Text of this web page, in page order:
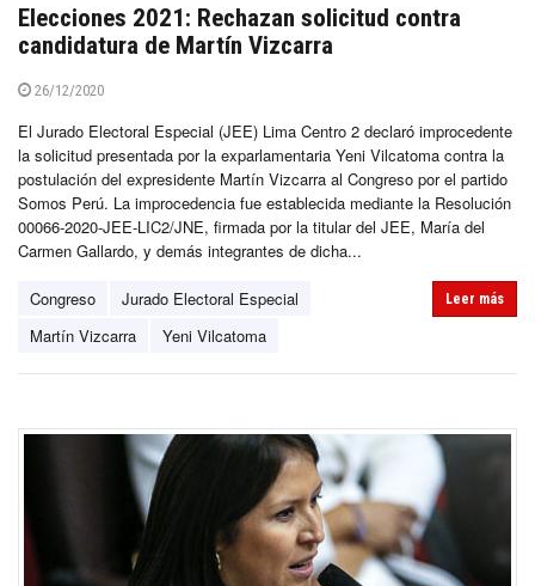
Elecciones 2021: Rechazan solicitud contra
candidatura de Martín Vizcarra
26/12/2020
El Jurado Electoral Especial (JEE) Lima Centro 2 declaró improcedente
la solicitud presentada por la exparlamentaria Yeni Vilcatoma contra la
postulación del expresidente Martín Vizcarra al Congreso por el partido
Somos Perú. La improcedencia fue establecida mediante la Resolución
00066-2020-JEE-LIC2/JNE, firmada por la titular del JEE, María del
Carmen Gallardo, y demás integrantes de dicha...
Congreso
Jurado Electoral Especial
Martín Vizcarra
Yeni Vilcatoma
Leer más